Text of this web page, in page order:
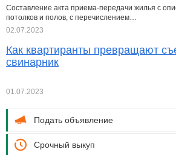
Составление акта приема-передачи жилья с
потолков и полов, с перечислением…
02.07.2023
Как квартиранты превращают
свинарник
01.07.2023
Подать объявление
Срочный выкуп